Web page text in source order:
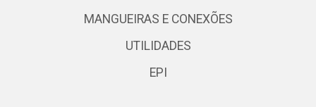
MANGUEIRAS E CONEXÕES
UTILIDADES
EPI